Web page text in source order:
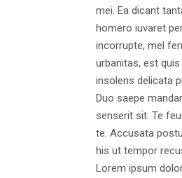
mei. Ea dicant
homero iuvaret
incorrupte, mel
urbanitas, est
insolens delicata
Duo saepe
senserit sit. Te
te. Accusata
his ut tempor
Lorem ipsum